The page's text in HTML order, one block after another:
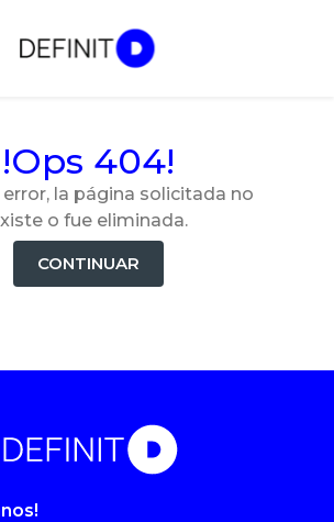
!Ops 404!
error, la página solicitada no
o fue eliminada.
CONTINUAR